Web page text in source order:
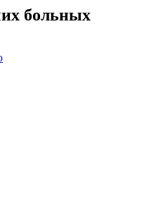
больных